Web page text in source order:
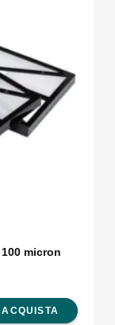
micron
ACQUISTA